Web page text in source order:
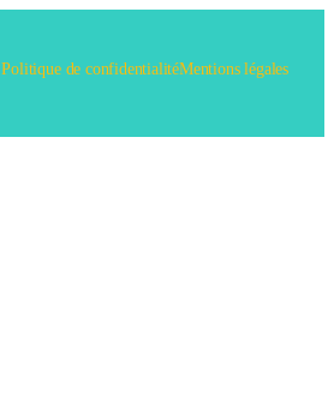
Politique de confidentialitéMentions légales